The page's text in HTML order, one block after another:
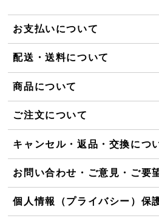
お支払いについて
配送・送料について
商品について
ご注文について
キャンセル・返品・交換につ
お問い合わせ・ご意見・ご要
個人情報（プライバシー）保